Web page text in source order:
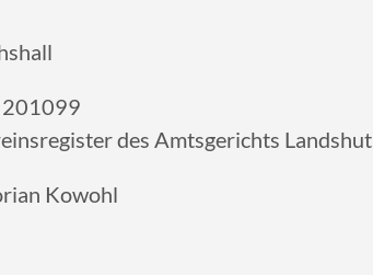
201099
des Amtsgerichts Landshut
Kowohl